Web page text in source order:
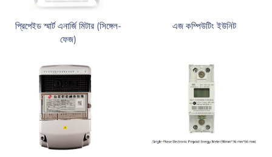
প্রিপেইড স্মার্ট এনার্জি মিটার (সিঙ্গেল-
ফেজ)
এজ কম্পিউটিং ইউনিট